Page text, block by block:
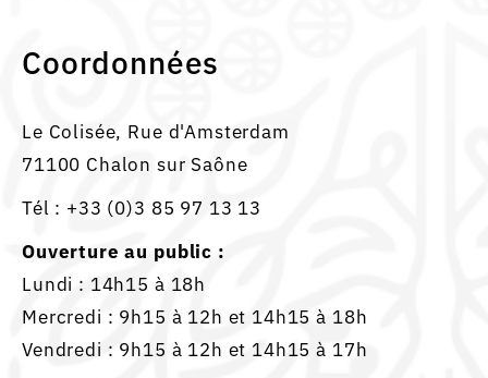
Coordonnées
Le Colisée, Rue d'Amsterdam
71100 Chalon sur Saône
Tél : +33 (0)3 85 97 13 13
Ouverture au public :
Lundi : 14h15 à 18h
Mercredi : 9h15 à 12h et 14h15 à 18h
Vendredi : 9h15 à 12h et 14h15 à 17h